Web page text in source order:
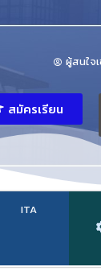
ผู้สนใจ
สมัครเรียน
ITA